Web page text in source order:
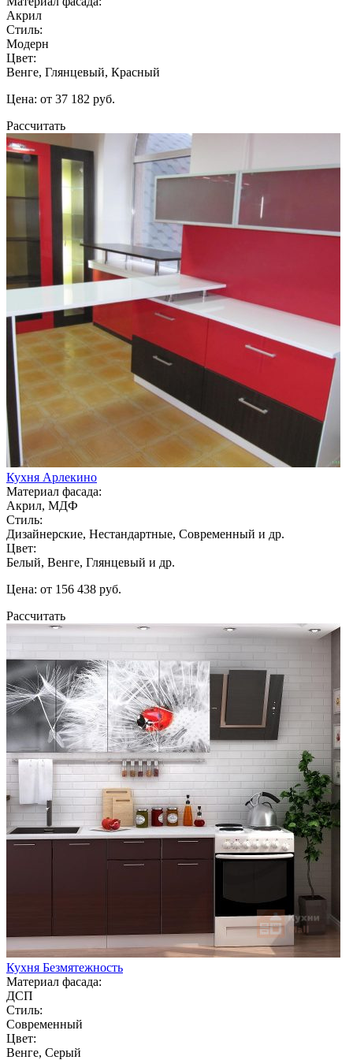
Акрил
Стиль:
Модерн
Цвет:
Венге, Глянцевый, Красный
Цена: от 37 182 руб.
Рассчитать
Кухня Арлекино
Материал фасада:
Акрил, МДФ
Стиль:
Дизайнерские, Нестандартные, Современный и др.
Цвет:
Белый, Венге, Глянцевый и др.
Цена: от 156 438 руб.
Рассчитать
Кухня Безмятежность
Материал фасада:
ДСП
Стиль:
Современный
Цвет:
Венге, Серый